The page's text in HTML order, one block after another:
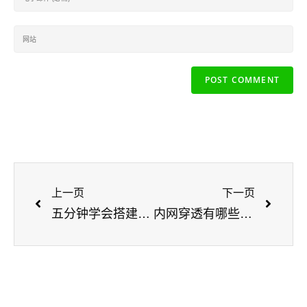
上一页
五分钟学会搭建悟空CRM内网穿透，实现公网访问企业内网，提升工作效率！
下一页
内网穿透有哪些使用场景？都可以干什么？